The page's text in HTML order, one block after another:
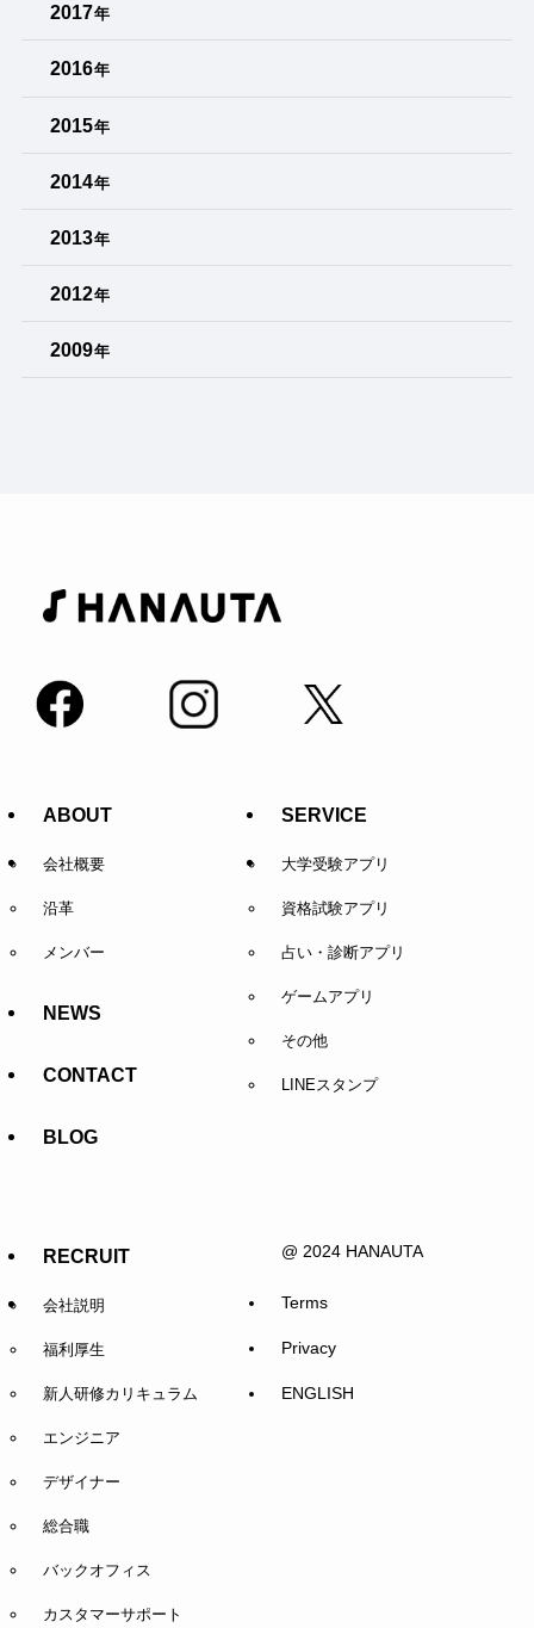
2017年
2016年
2015年
2014年
2013年
2012年
2009年
ABOUT
会社概要
沿革
メンバー
NEWS
CONTACT
BLOG
SERVICE
大学受験アプリ
資格試験アプリ
占い・診断アプリ
ゲームアプリ
その他
LINEスタンプ
RECRUIT
会社説明
福利厚生
新人研修カリキュラム
エンジニア
デザイナー
総合職
バックオフィス
カスタマーサポート
@ 2024 HANAUTA
Terms
Privacy
ENGLISH